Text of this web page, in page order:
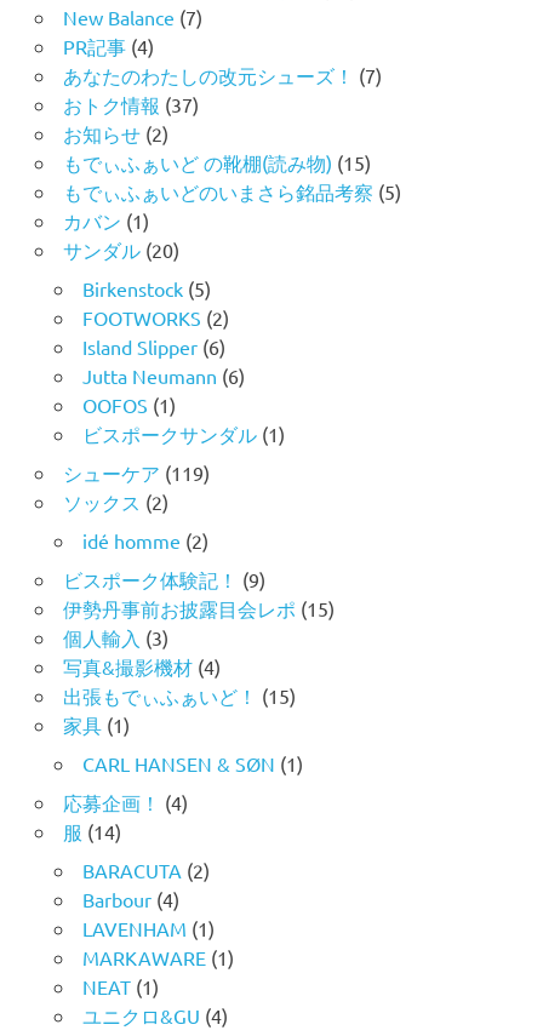
New Balance (7)
PR記事(4)
あなたのわたしの改元シューズ！ (7)
おトク情報 (37)
お知らせ(2)
もでぃふぁいど の靴棚(読み物) (15)
もでぃふぁいどのいまさら銘品考察 (5)
カバン (1)
サンダル(20)
Birkenstock(5)
FOOTWORKS (2)
Island Slipper(6)
Jutta Neumann (6)
OOFOS (1)
ビスポークサンダル(1)
シューケア (119)
ソックス (2)
idé homme (2)
ビスポーク体験記！ (9)
伊勢丹事前お披露目会レポ (15)
個人輸入 (3)
写真&撮影機材(4)
出張もでぃふぁいど！ (15)
家具(1)
CARL HANSEN & SØN (1)
応募企画！ (4)
服 (14)
BARACUTA (2)
Barbour(4)
LAVENHAM (1)
MARKAWARE(1)
NEAT(1)
ユニクロ&GU (4)